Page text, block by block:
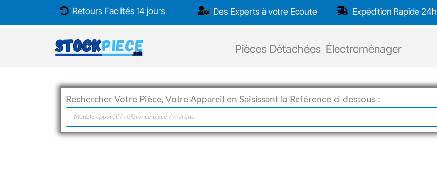
Retours Facilités 14 jours Des Experts à votre Ecoute Expédition Rapide 24h
Pièces Détachées Électroménager
Rechercher Votre Pièce, Votre Appareil en Saisissant la Référence ci dessous :
Recherche
produits